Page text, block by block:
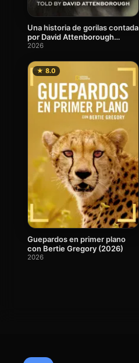
Una historia de gorilas contada
por David Attenborough
(2026)
2026
★ 8.0
Guepardos en primer plano
con Bertie Gregory (2026)
2026